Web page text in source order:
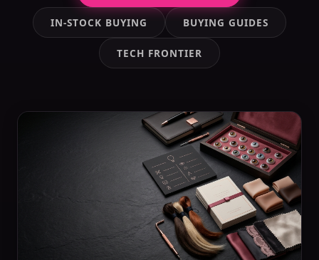
IN-STOCK BUYING BUYING GUIDES
TECH FRONTIER